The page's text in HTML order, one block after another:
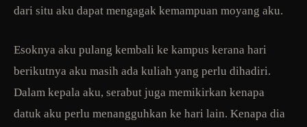
dari situ aku dapat mengagak kemampuan moyang aku.
Esoknya aku pulang kembali ke kampus kerana hari
berikutnya aku masih ada kuliah yang perlu dihadiri.
Dalam kepala aku, serabut juga memikirkan kenapa
datuk aku perlu menangguhkan ke hari lain. Kenapa dia